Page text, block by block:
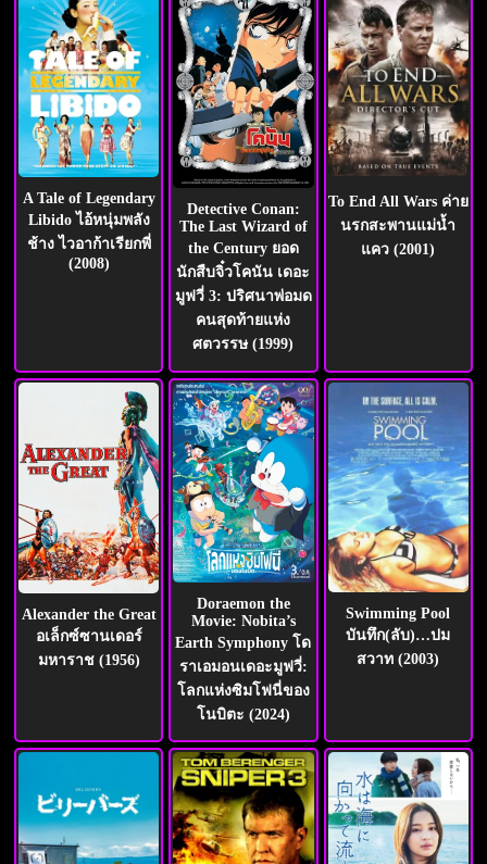
A Tale of Legendary
Libido ไอ้หนุ่มพลัง
ช้าง ไวอาก้าเรียกพี่
(2008)
Detective Conan:
The Last Wizard of
the Century ยอด
นักสืบจิ๋วโคนัน เดอะ
มูฟวี่ 3: ปริศนาพ่อมด
คนสุดท้ายแห่ง
ศตวรรษ (1999)
To End All Wars ค่าย
นรกสะพานแม่น้ำ
แคว (2001)
Alexander the Great
อเล็กซ์ซานเดอร์
มหาราช (1956)
Doraemon the
Movie: Nobita’s
Earth Symphony โด
ราเอมอนเดอะมูฟวี่:
โลกแห่งซิมโฟนี่ของ
โนบิตะ (2024)
Swimming Pool
บันทึก(ลับ)…ปม
สวาท (2003)